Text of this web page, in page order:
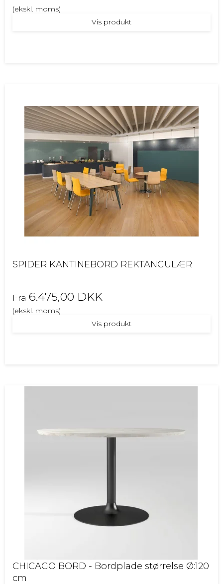
(ekskl. moms)
Vis produkt
SPIDER KANTINEBORD REKTANGULÆR
Fra 6.475,00 DKK
(ekskl. moms)
Vis produkt
CHICAGO BORD - Bordplade størrelse Ø:120
cm